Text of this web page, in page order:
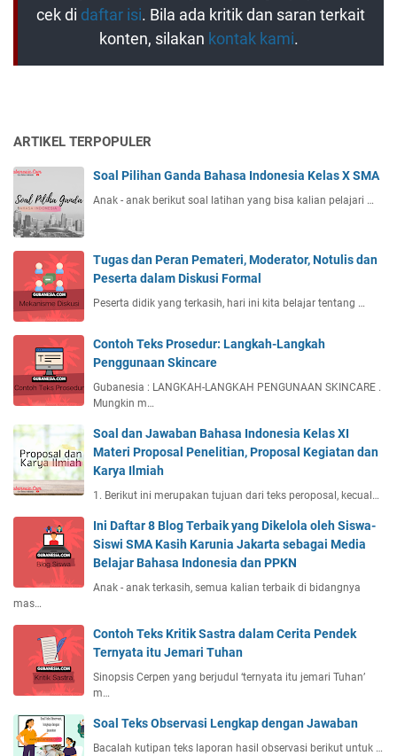
cek di daftar isi. Bila ada kritik dan saran terkait
konten, silakan kontak kami.
ARTIKEL TERPOPULER
Soal Pilihan Ganda Bahasa Indonesia Kelas X SMA
Anak - anak berikut soal latihan yang bisa kalian pelajari …
Tugas dan Peran Pemateri, Moderator, Notulis dan
Peserta dalam Diskusi Formal
Peserta didik yang terkasih, hari ini kita belajar tentang …
Contoh Teks Prosedur: Langkah-Langkah
Penggunaan Skincare
Gubanesia : LANGKAH-LANGKAH PENGUNAAN SKINCARE .
Mungkin m…
Soal dan Jawaban Bahasa Indonesia Kelas XI
Materi Proposal Penelitian, Proposal Kegiatan dan
Karya Ilmiah
1. Berikut ini merupakan tujuan dari teks peroposal, kecual…
Ini Daftar 8 Blog Terbaik yang Dikelola oleh Siswa-
Siswi SMA Kasih Karunia Jakarta sebagai Media
Belajar Bahasa Indonesia dan PPKN
Anak - anak terkasih, semua kalian terbaik di bidangnya
mas…
Contoh Teks Kritik Sastra dalam Cerita Pendek
Ternyata itu Jemari Tuhan
Sinopsis Cerpen yang berjudul ‘ternyata itu jemari Tuhan’
m…
Soal Teks Observasi Lengkap dengan Jawaban
Bacalah kutipan teks laporan hasil observasi berikut untuk …